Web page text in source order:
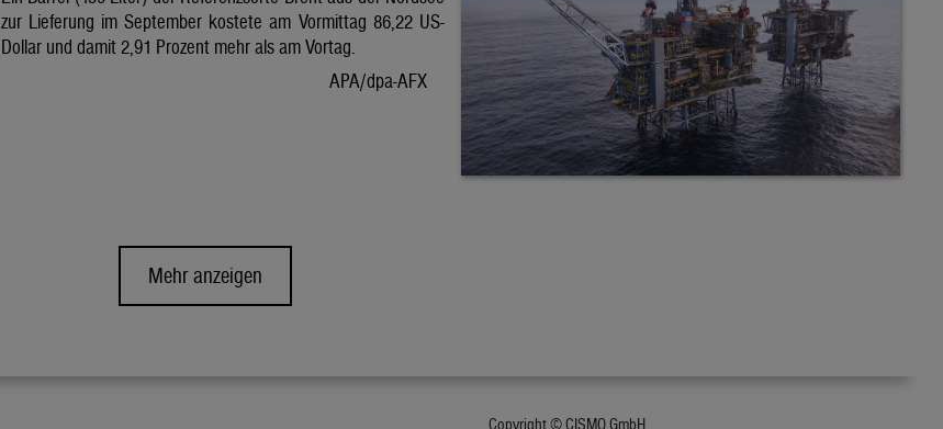
zur Lieferung im September kostete am Vormittag 86,22 US-
Dollar und damit 2,91 Prozent mehr als am Vortag.
APA/dpa-AFX
Mehr anzeigen
Copyright © CISMO GmbH